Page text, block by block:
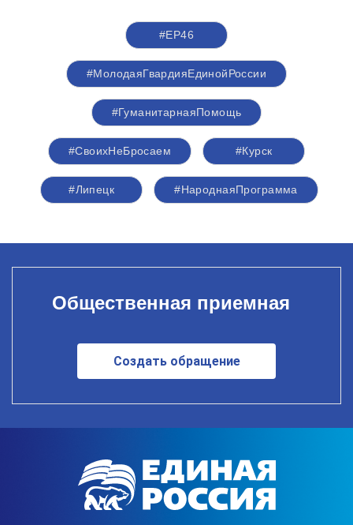
#ЕР46
#МолодаяГвардияЕдинойРоссии
#ГуманитарнаяПомощь
#СвоихНеБросаем #Курск
#Липецк #НароднаяПрограмма
Общественная приемная
Создать обращение